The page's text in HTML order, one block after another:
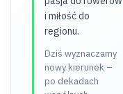
i miłość do
regionu.
Dziś wyznaczamy
nowy kierunek –
po dekadach